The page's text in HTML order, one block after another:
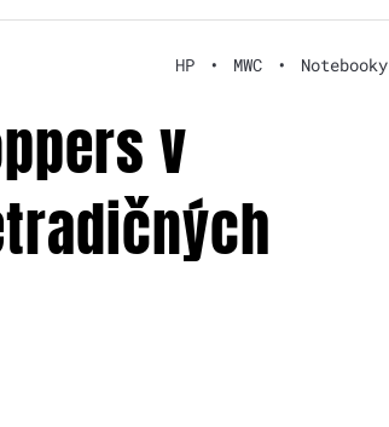
HP • MWC • Notebooky
v